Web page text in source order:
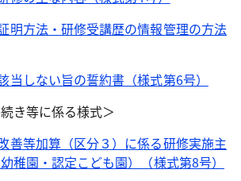
明方法・研修受講歴の情報管理の方法
当しない旨の誓約書（様式第6号）
き等に係る様式＞
善等加算（区分３）に係る研修実施主
稚園・認定こども園）（様式第8号）